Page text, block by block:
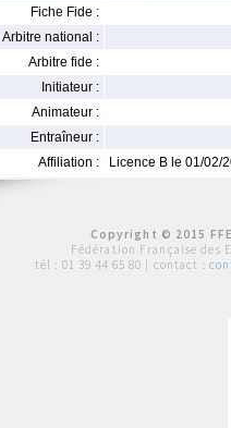
Fiche Fide :
Arbitre national :
Arbitre fide :
Initiateur :
Animateur :
Entraîneur :
Affiliation :
Licence B le 01/02/
Copyright © 2015
Fédération Française des
tél : 01 39 44 65 80 | contact :